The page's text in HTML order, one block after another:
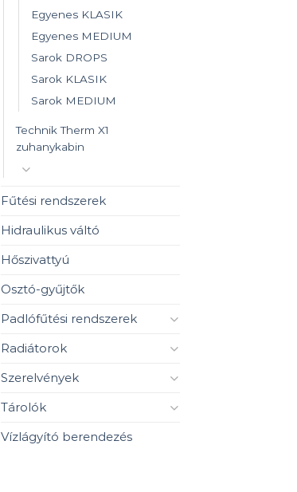
Egyenes KLASIK
Egyenes MEDIUM
Sarok DROPS
Sarok KLASIK
Sarok MEDIUM
Technik Therm X1
zuhanykabin
Fűtési rendszerek
Hidraulikus váltó
Hőszivattyú
Osztó-gyűjtők
Padlófűtési rendszerek
Radiátorok
Szerelvények
Tárolók
Vízlágyító berendezés